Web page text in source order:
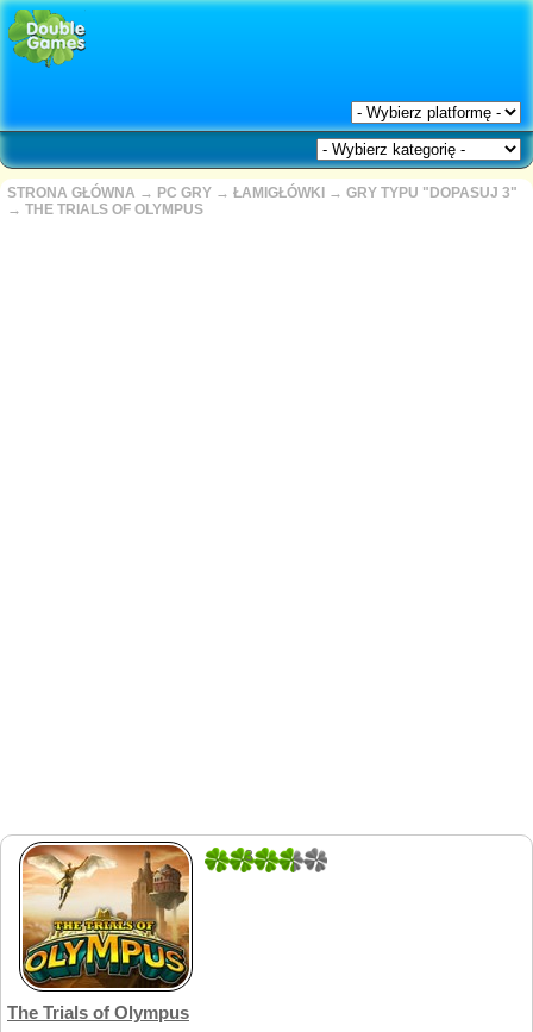
STRONA GŁÓWNA → PC GRY → ŁAMIGŁÓWKI → GRY TYPU "DOPASUJ 3"
→ THE TRIALS OF OLYMPUS
3
The Trials of Olympus